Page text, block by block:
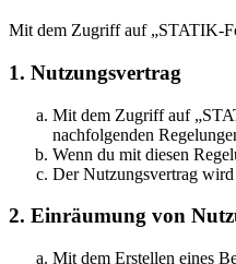
Mit dem Zugriff auf „STATIK-
1. Nutzungsvertrag
Mit dem Zugriff auf
nachfolgenden
Wenn du mit diesen
Der Nutzungsvertrag
2. Einräumung von
Mit dem Erstellen eines